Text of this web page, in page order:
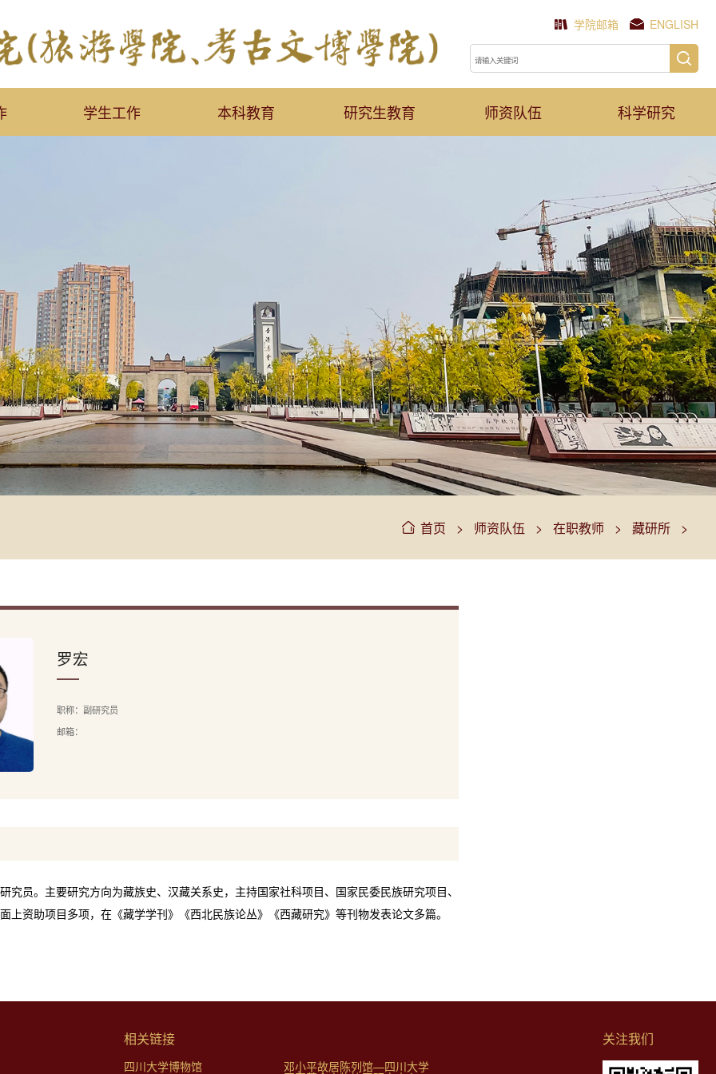
学院邮箱 ENGLISH
学生工作 本科教育 研究生教育 师资队伍 科学研究
首页 > 师资队伍 > 在职教师 > 藏研所 >
罗宏
职称：副研究员
邮箱：
究员。主要研究方向为藏族史、汉藏关系史，主持国家社科项目、国家民委民族研究项目、
上资助项目多项，在《藏学学刊》《西北民族论丛》《西藏研究》等刊物发表论文多篇。
相关链接
四川大学博物馆 邓小平故居陈列馆—四川大学
关注我们